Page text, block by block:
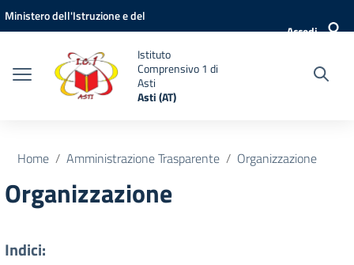
Vai ai contenuti
Vai al menu di navigazione
Vai al footer
Ministero dell'Istruzione e del
Accedi
Istituto
Comprensivo 1 di
Asti
Asti (AT)
Home Amministrazione Trasparente Organizzazione
Organizzazione
Indici: